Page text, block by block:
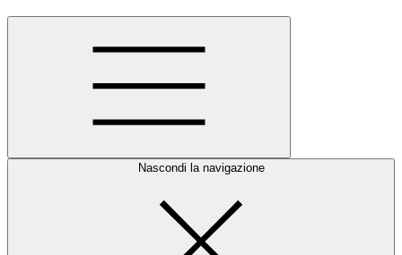
Nascondi la navigazione